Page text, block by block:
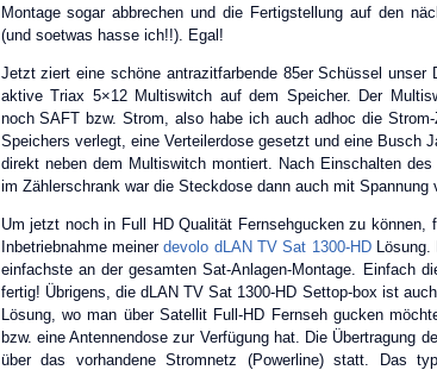
Montage sogar abbrechen und die Fertigstellung auf den
(und soetwas hasse ich!!). Egal!
Jetzt ziert eine schöne antrazitfarbende 85er Schüssel unser
aktive Triax 5×12 Multiswitch auf dem Speicher. Der
noch SAFT bzw. Strom, also habe ich auch adhoc die Strom-
Speichers verlegt, eine Verteilerdose gesetzt und eine Busch
direkt neben dem Multiswitch montiert. Nach Einschalten des
im Zählerschrank war die Steckdose dann auch mit Spannung
Um jetzt noch in Full HD Qualität Fernsehgucken zu können,
Inbetriebnahme meinerdevolo dLAN TV Sat 1300-HDLösung.
einfachste an der gesamten Sat-Anlagen-Montage. Einfach
fertig! Übrigens, die dLAN TV Sat 1300-HD Settop-box ist
Lösung, wo man über Satellit Full-HD Fernseh gucken
bzw. eine Antennendose zur Verfügung hat. Die Übertragung
über das vorhandene Stromnetz (Powerline) statt. Das